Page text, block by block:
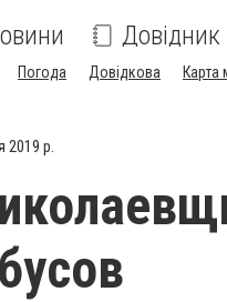
Довідник
Погода Довідкова Карта
2019 р.